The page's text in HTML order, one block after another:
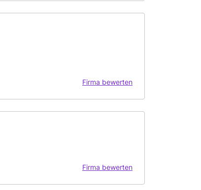
Firma bewerten
Firma bewerten